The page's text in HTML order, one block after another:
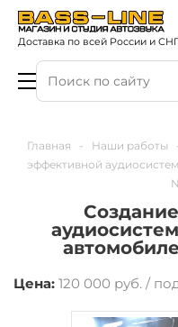
Доставка по всей России и СНГ
Главная - Наши работы
эффективной
Цена: 120 000 руб. /